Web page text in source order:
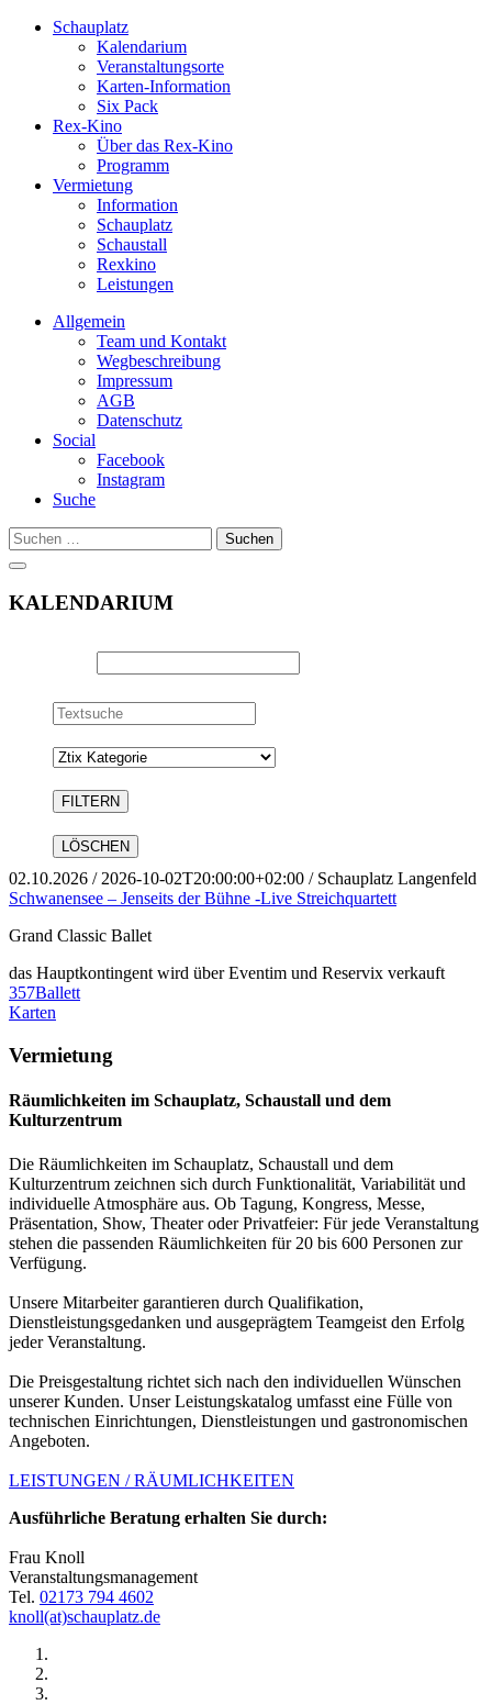
Schauplatz
Kalendarium
Veranstaltungsorte
Karten-Information
Six Pack
Rex-Kino
Über das Rex-Kino
Programm
Vermietung
Information
Schauplatz
Schaustall
Rexkino
Leistungen
Allgemein
Team und Kontakt
Wegbeschreibung
Impressum
AGB
Datenschutz
Social
Facebook
Instagram
Suche
Suchen
nach:
KALENDARIUM
Textsuche
Kategorie
02.10.2026 / 2026-10-02T20:00:00+02:00 / Schauplatz Langenfeld
Schwanensee – Jenseits der Bühne -Live Streichquartett
Grand Classic Ballet
das Hauptkontingent wird über Eventim und Reservix verkauft
357Ballett
Karten
Vermietung
Räumlichkeiten im Schauplatz, Schaustall und dem
Kulturzentrum
Die Räumlichkeiten im Schauplatz, Schaustall und dem
Kulturzentrum zeichnen sich durch Funktionalität, Variabilität und
individuelle Atmosphäre aus. Ob Tagung, Kongress, Messe,
Präsentation, Show, Theater oder Privatfeier: Für jede Veranstaltung
stehen die passenden Räumlichkeiten für 20 bis 600 Personen zur
Verfügung.
Unsere Mitarbeiter garantieren durch Qualifikation,
Dienstleistungsgedanken und ausgeprägtem Teamgeist den Erfolg
jeder Veranstaltung.
Die Preisgestaltung richtet sich nach den individuellen Wünschen
unserer Kunden. Unser Leistungskatalog umfasst eine Fülle von
technischen Einrichtungen, Dienstleistungen und gastronomischen
Angeboten.
LEISTUNGEN / RÄUMLICHKEITEN
Ausführliche Beratung erhalten Sie durch:
Frau Knoll
Veranstaltungsmanagement
Tel. 02173 794 4602
knoll(at)schauplatz.de